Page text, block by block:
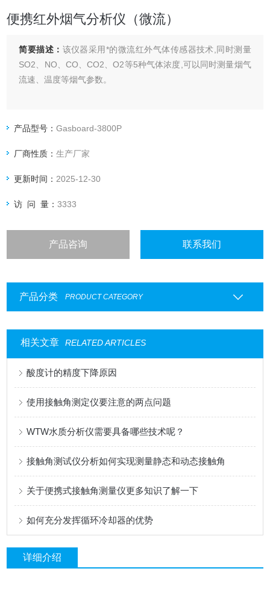
便携红外烟气分析仪（微流）
简要描述： 该仪器采用*的微流红外气体传感器技术,同时测量
SO2、NO、CO、CO2、O2等5种气体浓度,可以同时测量烟气
流速、温度等烟气参数。
产品型号：Gasboard-3800P
厂商性质：生产厂家
更新时间： 2025-12-30
访 问 量：3333
产品咨询 联系我们
产品分类 PRODUCT CATEGORY
相关文章 RELATED ARTICLES
酸度计的精度下降原因
使用接触角测定仪要注意的两点问题
WTW水质分析仪需要具备哪些技术呢？
接触角测试仪分析如何实现测量静态和动态接触角
关于便携式接触角测量仪更多知识了解一下
如何充分发挥循环冷却器的优势
详细介绍